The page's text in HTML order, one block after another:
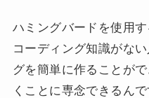
ハミングバードを使用
コーディング知識がな
グを簡単に作ることが
くことに専念できるんで